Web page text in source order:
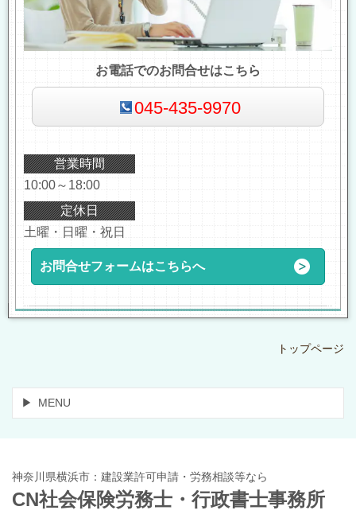
お電話でのお問合せはこちら
045-435-9970
営業時間
10:00～18:00
定休日
土曜・日曜・祝日
お問合せフォームはこちらへ
トップページ
MENU
神奈川県横浜市：建設業許可申請・労務相談等なら
CN社会保険労務士・行政書士事務所